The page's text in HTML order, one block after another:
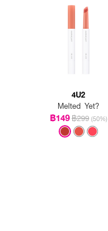
4U2
Melted Yet?
฿149฿299 (50%)